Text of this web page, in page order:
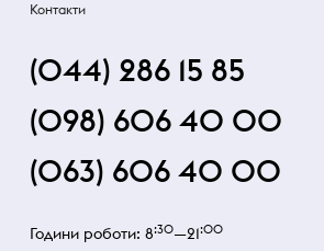
Контакти
(044) 286 15 85
(098) 606 40 00
(063) 606 40 00
Години роботи: 8:30—21:00